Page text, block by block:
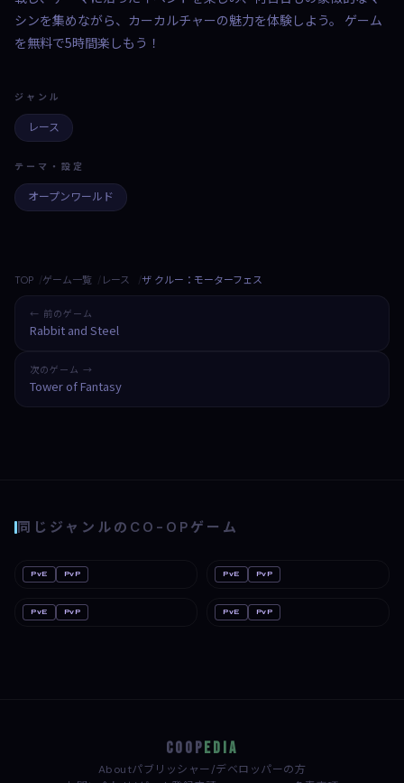
シンを集めながら、カーカルチャーの魅力を体験しよう。 ゲーム
を無料で5時間楽しもう！
ジャンル
レース
テーマ・設定
オープンワールド
TOP ゲーム一覧 レース ザ クルー：モーターフェス
← 前のゲーム
Rabbit and Steel
次のゲーム →
Tower of Fantasy
同じジャンルのCO-OPゲーム
ソニックレーシング クロスワール
PvE PvP Crab Champions
PvE PvP
Grid Legends
PvE PvP Drive Beyond Horizons
PvE PvP
COOP EDIA
Aboutパブリッシャー/デベロッパーの方